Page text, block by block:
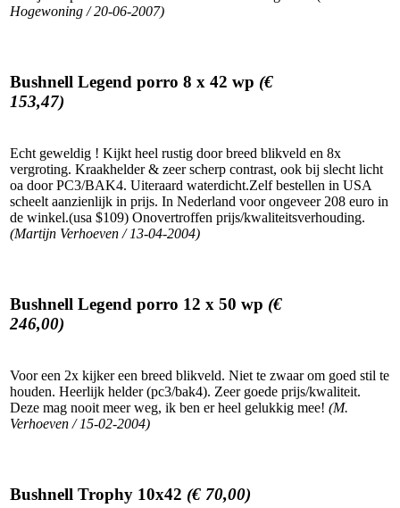
Hogewoning / 20-06-2007)
Bushnell Legend porro 8 x 42 wp (€
153,47)
Echt geweldig ! Kijkt heel rustig door breed blikveld en 8x
vergroting. Kraakhelder & zeer scherp contrast, ook bij slecht licht
oa door PC3/BAK4. Uiteraard waterdicht.Zelf bestellen in USA
scheelt aanzienlijk in prijs. In Nederland voor ongeveer 208 euro in
de winkel.(usa $109) Onovertroffen prijs/kwaliteitsverhouding.
(Martijn Verhoeven / 13-04-2004)
Bushnell Legend porro 12 x 50 wp (€
246,00)
Voor een 2x kijker een breed blikveld. Niet te zwaar om goed stil te
houden. Heerlijk helder (pc3/bak4). Zeer goede prijs/kwaliteit.
Deze mag nooit meer weg, ik ben er heel gelukkig mee! (M.
Verhoeven / 15-02-2004)
Bushnell Trophy 10x42 (€ 70,00)